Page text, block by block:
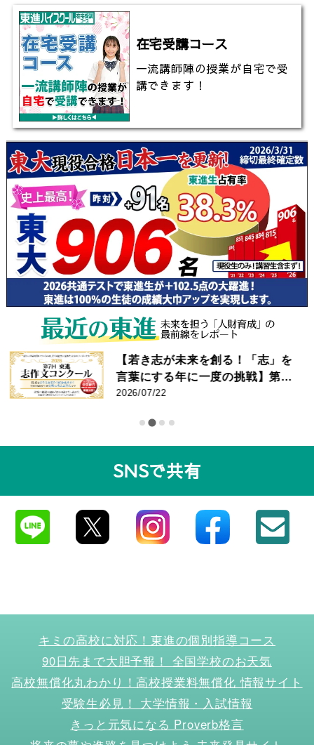
在宅受講コース
一流講師陣の授業が自宅で受
講できます！
【若き志が未来を創る！「志」を
言葉にする年に一度の挑戦】第7
回 東進 志作文コンクール 優秀者
2026/07/22
SNSで共有
キミの高校に対応！東進の個別指導コース
90日先まで大胆予報！ 全国学校のお天気
高校無償化丸わかり！高校授業料無償化 情報サイト
受験生必見！ 大学情報・入試情報
きっと元気になる Proverb格言